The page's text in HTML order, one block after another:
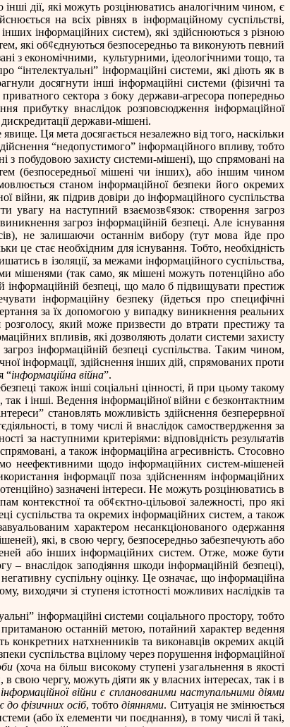
дії, які можуть розцінюватись аналогічним чином, є
на всіх рівнях в інформаційному суспільстві,
інформаційних систем), які здійснюються з різною
які об¢єднуються безпосередньо та виконують певний
з економічними, культурними, ідеологічними тощо, та
інформаційні системи, які діють як в
досягнути інші інформаційні системи (фізичні та
сектора з боку держави-агресора попередньо
прибутку внаслідок розповсюдження інформаційної
держави-мішені.
Ця мета досягається незалежно від того, наскільки
“недопустимого” інформаційного впливу, тобто
з побудовою захисту системи-мішені), що спрямовані на
(безпосередньої мішені чи інших), або іншим чином
станом інформаційної безпеки його окремих
війни, як підрив довіри до інформаційного суспільства
увагу на наступний взаємозв¢язок: створення загроз
загроз інформаційній безпеці. Але існування
не залишаючи останнім вибору (тут мова йде про
це стає необхідним для існування. Тобто, необхідність
в ізоляції, за межами інформаційного суспільства,
мішенями (так само, як мішені можуть потенційно або
інформаційній безпеці, що мало б підвищувати престиж
інформаційну безпеку (йдеться про специфічні
за їх допомогою у випадку виникнення реальних
розголосу, який може призвести до втрати престижу та
впливів, які дозволяють долати системи захисту
інформаційній безпеці суспільства. Таким чином,
інформації, здійснення інших дій, спрямованих проти
“інформаційна війна”.
також інші соціальні цінності, й при цьому такому
і інші. Ведення інформаційної війни є безконтактним
становлять можливість здійснення безперервної
в тому числі й внаслідок самоствердження за
за наступними критеріями: відповідність результатів
а також інформаційна агресивність. Стосовно
неефективними щодо інформаційних систем-мішеней
інформації поза здійсненням інформаційних
зазначені інтереси. Не можуть розцінюватись в
контекстної та об¢єктно-цільової залежності, про які
суспільства та окремих інформаційних систем, а також
характером несанкціонованого одержання
які, в свою чергу, безпосередньо забезпечують або
або інших інформаційних систем. Отже, може бути
– внаслідок заподіяння шкоди інформаційній безпеці),
суспільну оцінку. Це означає, що інформаційна
виходячи зі ступеня істотності можливих наслідків та
інформаційні системи соціального простору, тобто
притаманою останній метою, потайний характер ведення
конкретних натхненників та виконавців окремих акцій
суспільства вцілому через порушення інформаційної
(хоча на більш високому ступені узагальнення в якості
свою чергу, можуть діяти як у власних інтересах, так і в
війни є спланованими наступальними діями
фізичних осіб, тобтодіяннями. Ситуація не змінюється
(або їх елементи чи поєднання), в тому числі й такі,